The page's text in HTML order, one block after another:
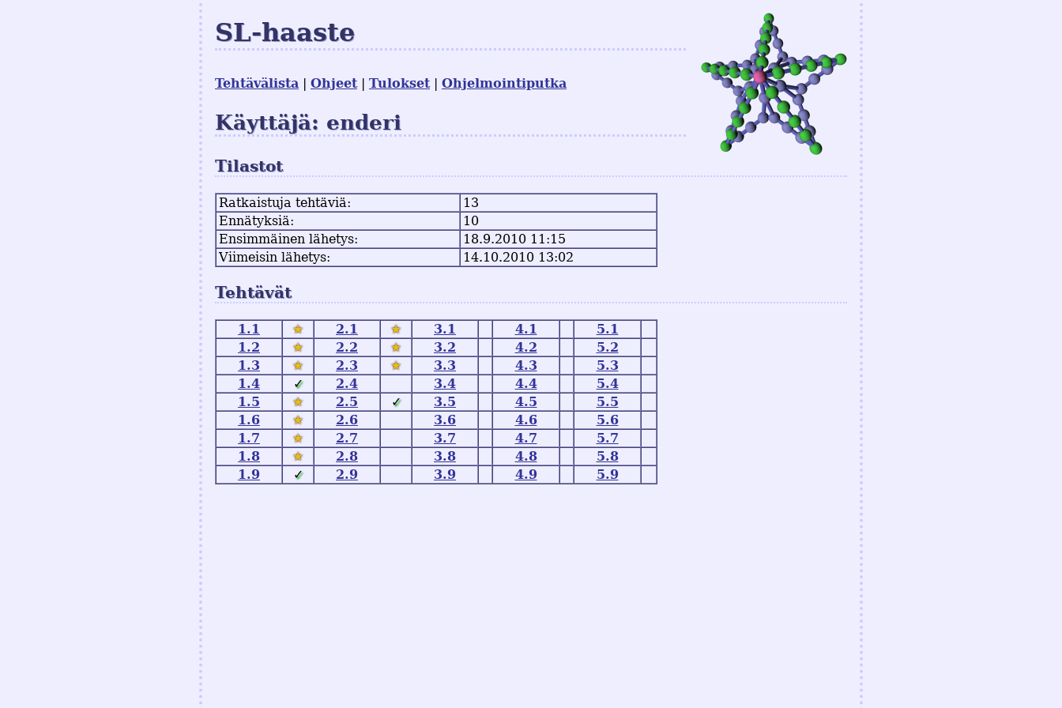
SL-haaste
Tehtävälista Ohjeet Tulokset Ohjelmointiputka
Käyttäjä: enderi
Tilastot
Ratkaistuja tehtäviä:
13
Ennätyksiä:
10
Ensimmäinen lähetys:
18.9.2010 11:15
Viimeisin lähetys:
14.10.2010 13:02
Tehtävät
1.1 ★ 2.1 ★ 3.1 4.1
5.1
1.2
★ 2.2 ★ 3.2 4.2
5.2
1.3
★ 2.3 ★ 3.3 4.3
5.3
1.4
✓ 2.4 3.4 4.4
5.4
1.5
★ 2.5 ✓ 3.5 4.5
5.5
1.6
★ 2.6 3.6 4.6
5.6
1.7
★ 2.7 3.7 4.7
5.7
1.8
★ 2.8 3.8 4.8
5.8
1.9
✓ 2.9 3.9 4.9 5.9